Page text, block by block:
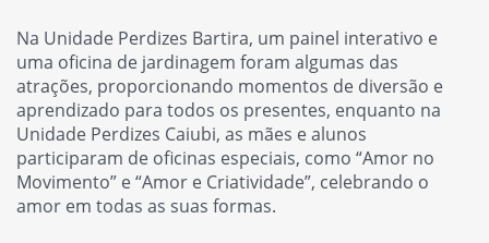
Na Unidade Perdizes Bartira, um painel interativo e
uma oficina de jardinagem foram algumas das
atrações, proporcionando momentos de diversão e
aprendizado para todos os presentes, enquanto na
Unidade Perdizes Caiubi, as mães e alunos
participaram de oficinas especiais, como “Amor no
Movimento” e “Amor e Criatividade”, celebrando o
amor em todas as suas formas.